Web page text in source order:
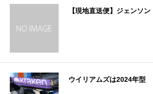
【現地直送便】ジェンソ
ウイリアムズは2024年型